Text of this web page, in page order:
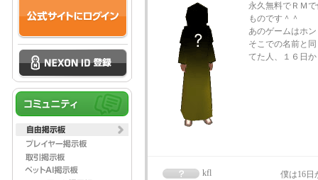
永久無料でＲＭ
ものです＾＾
あのゲームはホ
そこでの名前と
てた人、１６日
kfl 僕は16日